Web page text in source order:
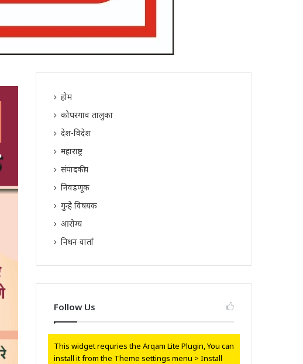
होम
कोपरगाव तालुका
देश-विदेश
महाराष्ट्र
संपादकीय
निवडणूक
गुन्हे विषयक
आरोग्य
निधन वार्ता
Follow Us
This widget requries the Arqam Lite Plugin, You can
install it from the Theme settings menu > Install